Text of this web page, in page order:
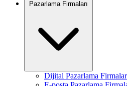
Pazarlama Firmaları
Dijital Pazarlama